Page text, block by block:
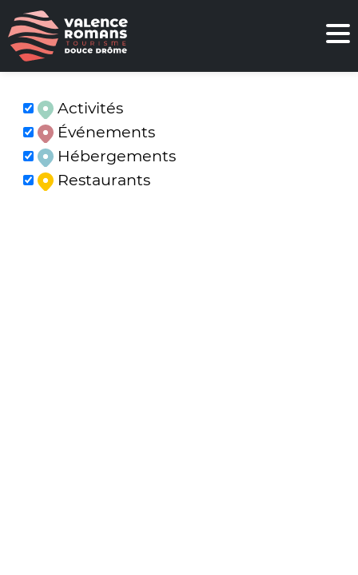
Activités
Événements
Hébergements
Restaurants